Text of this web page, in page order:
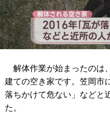
解体作業が始まったのは
建ての空き家です。笠岡市
落ちかけて危ない」などと
た。